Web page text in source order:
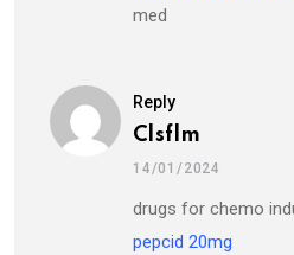
med
Reply
Clsflm
14/01/2024
drugs for chemo
pepcid 20mg